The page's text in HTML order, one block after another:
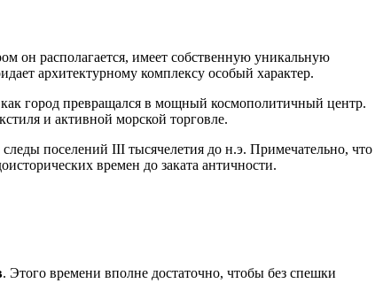
он располагается, имеет собственную уникальную
архитектурному комплексу особый характер.
город превращался в мощный космополитичный центр.
и активной морской торговле.
поселений III тысячелетия до н.э. Примечательно, что
времен до заката античности.
. Этого времени вполне достаточно, чтобы без спешки